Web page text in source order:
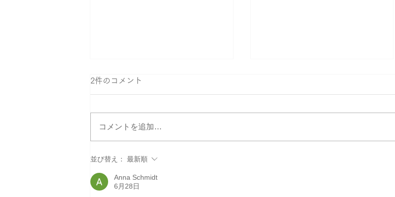
2件のコメント
コメントを追加…
並び替え： 最新順
Anna Schmidt
6月28日